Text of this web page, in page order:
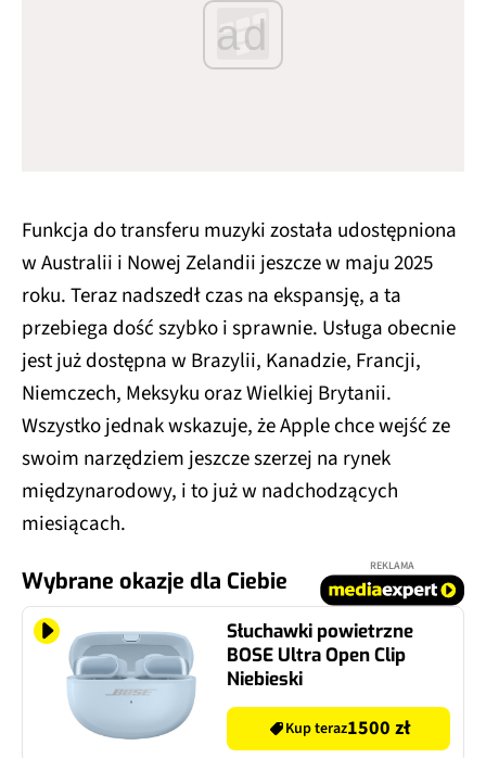
ad
Funkcja do transferu muzyki została udostępniona
w Australii i Nowej Zelandii jeszcze w maju 2025
roku. Teraz nadszedł czas na ekspansję, a ta
przebiega dość szybko i sprawnie. Usługa obecnie
jest już dostępna w Brazylii, Kanadzie, Francji,
Niemczech, Meksyku oraz Wielkiej Brytanii.
Wszystko jednak wskazuje, że Apple chce wejść ze
swoim narzędziem jeszcze szerzej na rynek
międzynarodowy, i to już w nadchodzących
miesiącach.
Wybrane okazje dla Ciebie
REKLAMA
Słuchawki powietrzne
BOSE Ultra Open Clip
Niebieski
Kup teraz1500 zł